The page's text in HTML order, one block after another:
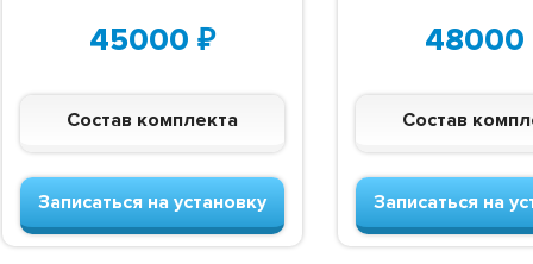
45000 ₽
Состав комплекта
Записаться на установку
48000
Состав
Записаться на